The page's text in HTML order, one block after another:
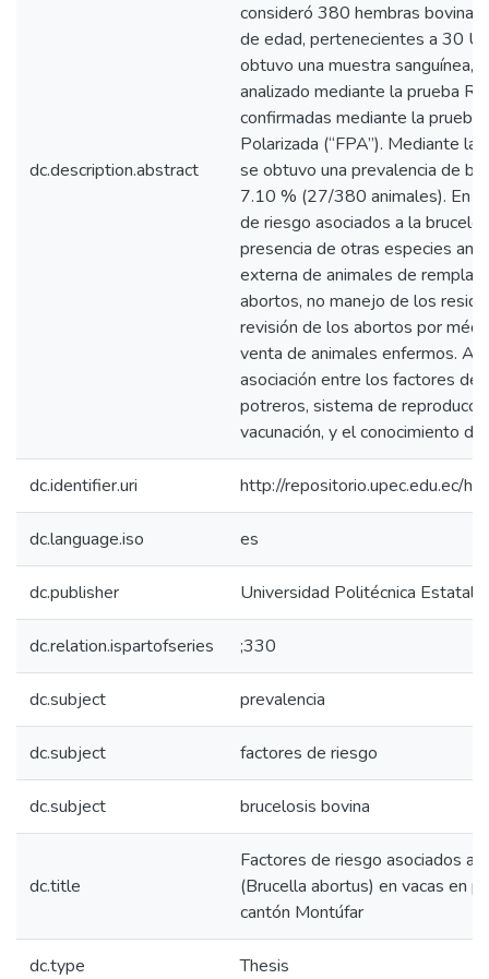
dc.description.abstract
consideró 380 hembras bovinas
de edad, pertenecientes a 30
obtuvo una muestra sanguínea,
analizado mediante la prueba
confirmadas mediante la prueba
Polarizada (“FPA”). Mediante la
se obtuvo una prevalencia de
7.10 % (27/380 animales). En
de riesgo asociados a la
presencia de otras especies
externa de animales de
abortos, no manejo de los
revisión de los abortos por
venta de animales enfermos.
asociación entre los factores de
potreros, sistema de
vacunación, y el conocimiento
dc.identifier.uri http://repositorio.upec.edu.ec/
dc.language.iso es
dc.publisher Universidad Politécnica Estatal
dc.relation.ispartofseries ;330
dc.subject prevalencia
dc.subject factores de riesgo
dc.subject brucelosis bovina
dc.title
Factores de riesgo asociados a
(Brucella abortus) en vacas en
cantón Montúfar
dc.type Thesis